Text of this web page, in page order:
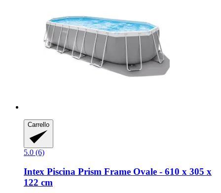
Carrello
5.0 (6)
Intex Piscina Prism Frame Ovale -​ 610 x 305 x
122 cm